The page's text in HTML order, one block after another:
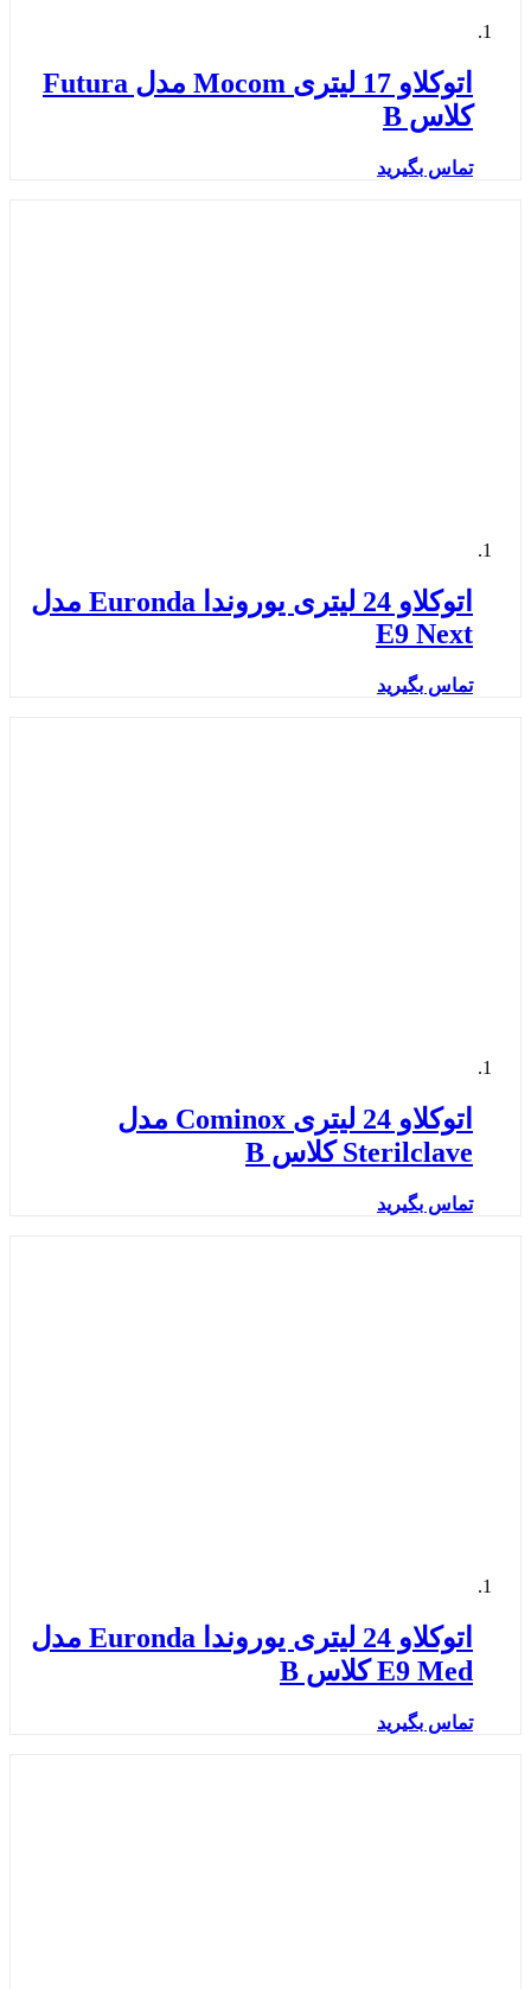
اتوکلاو 17 لیتری Mocom مدل Futura
کلاس B
تماس بگیرید
اتوکلاو 24 لیتری یوروندا Euronda مدل
E9 Next
تماس بگیرید
اتوکلاو 24 لیتری Cominox مدل
Sterilclave کلاس B
تماس بگیرید
اتوکلاو 24 لیتری یوروندا Euronda مدل
E9 Med کلاس B
تماس بگیرید